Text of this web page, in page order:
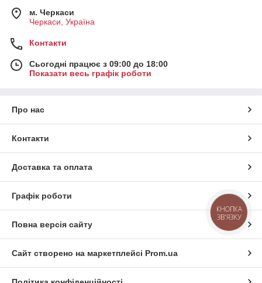
м. Черкаси
Черкаси, Україна
Контакти
Сьогодні працює з 09:00 до 18:00
Показати весь графік роботи
Про нас
Контакти
Доставка та оплата
Графік роботи
Повна версія сайту
Сайт створено на маркетплейсі Prom.ua
КНОПКА
ЗВ'ЯЗКУ